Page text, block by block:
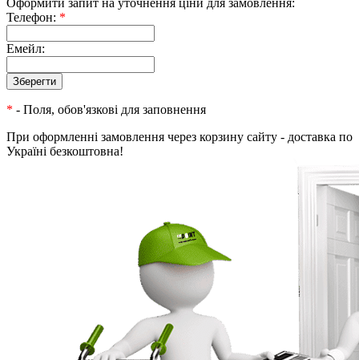
Телефон: *
Емейл:
* - Поля, обов'язкові для заповнення
При оформленні замовлення через корзину сайту - доставка по
Україні безкоштовна!